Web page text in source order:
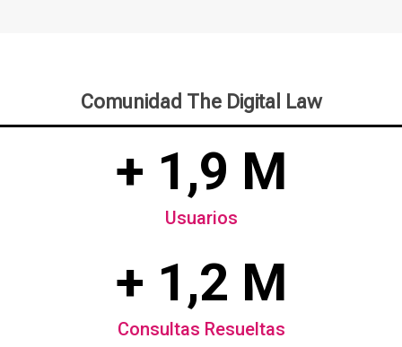
Comunidad The Digital Law
+ 1,9 M
Usuarios
+ 1,2 M
Consultas Resueltas